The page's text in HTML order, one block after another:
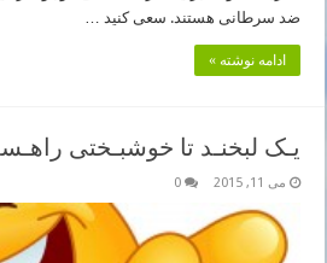
ضد سرطانی هستند. سعی کنید …
ادامه نوشته »
یـک لبخنـد تا خوشبـختی
می 11, 2015 0